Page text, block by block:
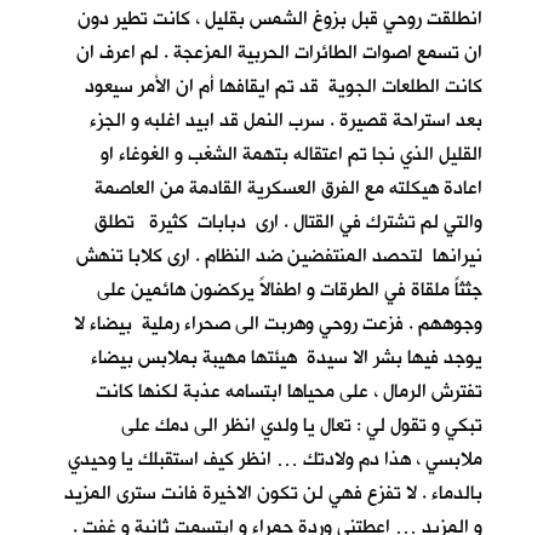
انطلقت روحي قبل بزوغ الشمس بقليل ، كانت تطير دون
ان تسمع اصوات الطائرات الحربية المزعجة . لم اعرف ان
كانت الطلعات الجوية قد تم ايقافها أم ان الأمر سيعود
بعد استراحة قصيرة . سرب النمل قد ابيد اغلبه و الجزء
القليل الذي نجا تم اعتقاله بتهمة الشغب و الغوغاء او
اعادة هيكلته مع الفرق العسكرية القادمة من العاصمة
والتي لم تشترك في القتال . ارى دبابات كثيرة تطلق
نيرانها لتحصد المنتفضين ضد النظام . ارى كلابا تنهش
جثثاً ملقاة في الطرقات و اطفالاً يركضون هائمين على
وجوههم . فزعت روحي وهربت الى صحراء رملية بيضاء لا
يوجد فيها بشر الا سيدة هيئتها مهيبة بملابس بيضاء
تفترش الرمال ، على محياها ابتسامه عذبة لكنها كانت
تبكي و تقول لي : تعال يا ولدي انظر الى دمك على
ملابسي ، هذا دم ولادتك … انظر كيف استقبلك يا وحيدي
بالدماء . لا تفزع فهي لن تكون الاخيرة فانت سترى المزيد
و المزيد … اعطتني وردة حمراء و ابتسمت ثانية و غفت .